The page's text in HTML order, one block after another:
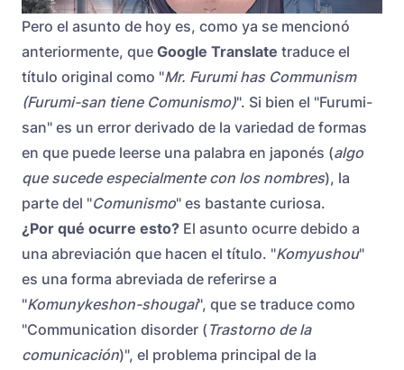
Pero el asunto de hoy es, como ya se mencionó
anteriormente, que Google Translate traduce el
título original como "Mr. Furumi has Communism
(Furumi-san tiene Comunismo)". Si bien el "Furumi-
san" es un error derivado de la variedad de formas
en que puede leerse una palabra en japonés (algo
que sucede especialmente con los nombres), la
parte del "Comunismo" es bastante curiosa.
¿Por qué ocurre esto? El asunto ocurre debido a
una abreviación que hacen el título. "Komyushou"
es una forma abreviada de referirse a
"Komunykeshon-shougai", que se traduce como
"Communication disorder ( Trastorno de la
comunicación)", el problema principal de la